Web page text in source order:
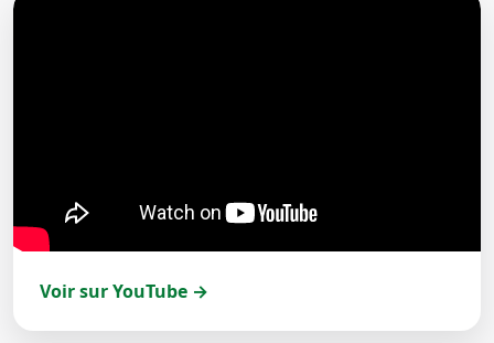
Voir sur YouTube →